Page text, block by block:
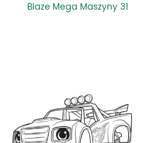
Blaze Mega Maszyny 31